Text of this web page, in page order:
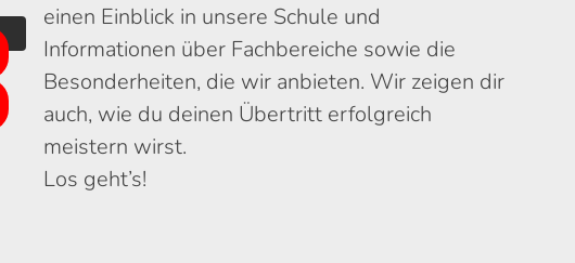
einen Einblick in unsere Schule und
Informationen über Fachbereiche sowie die
Besonderheiten, die wir anbieten. Wir zeigen dir
auch, wie du deinen Übertritt erfolgreich
meistern wirst.
Los geht’s!